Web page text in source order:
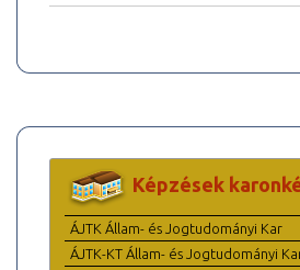
Képzések
ÁJTK Állam- és Jogtudományi Kar
ÁJTK-KT Állam- és Jogtudományi